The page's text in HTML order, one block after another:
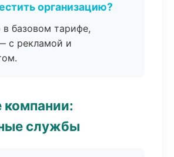
организацию?
в базовом тарифе,
с рекламой и
службы